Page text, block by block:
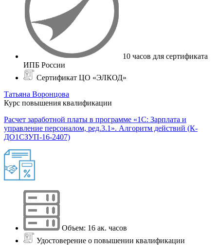
10 часов для сертификата
ИПБ России
Сертификат ЦО «ЭЛКОД»
Татьяна Воронцова
Курс повышения квалификации
Расчет заработной платы в программе «1С: Зарплата и
управление персоналом, ред.3.1». Алгоритм действий (К-
ДО1СЗУП-16-2407)
Объем: 16 ак. часов
Удостоверение о повышении квалификации